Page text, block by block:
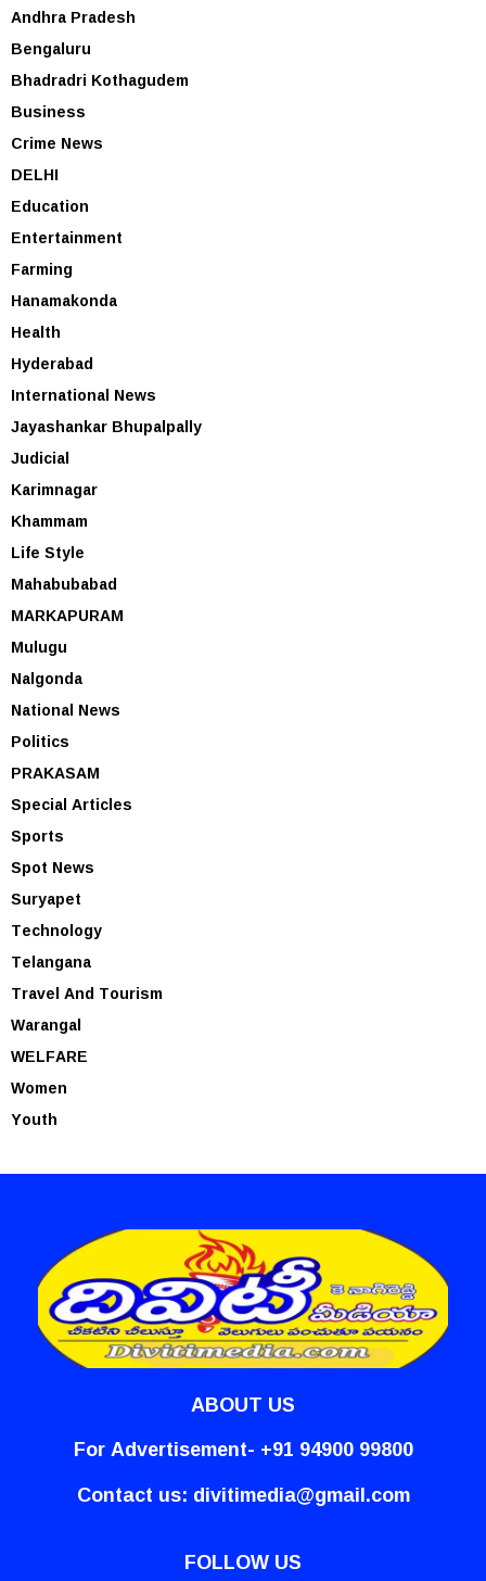
Andhra Pradesh
Bengaluru
Bhadradri Kothagudem
Business
Crime News
DELHI
Education
Entertainment
Farming
Hanamakonda
Health
Hyderabad
International News
Jayashankar Bhupalpally
Judicial
Karimnagar
Khammam
Life Style
Mahabubabad
MARKAPURAM
Mulugu
Nalgonda
National News
Politics
PRAKASAM
Special Articles
Sports
Spot News
Suryapet
Technology
Telangana
Travel And Tourism
Warangal
WELFARE
Women
Youth
ABOUT US
For Advertisement- +91 94900 99800
Contact us: divitimedia@gmail.com
FOLLOW US